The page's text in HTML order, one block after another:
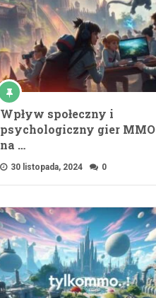
Wpływ społeczny i
psychologiczny gier MMO
na …
30 listopada, 2024 0